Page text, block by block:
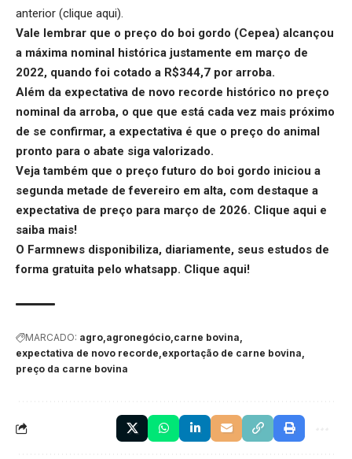
anterior (clique aqui).
Vale lembrar que o preço do boi gordo (Cepea) alcançou
a máxima nominal histórica justamente em março de
2022, quando foi cotado a R$344,7 por arroba.
Além da expectativa de novo recorde histórico no preço
nominal da arroba, o que que está cada vez mais próximo
de se confirmar, a expectativa é que o preço do animal
pronto para o abate siga valorizado.
Veja também que o preço futuro do boi gordo iniciou a
segunda metade de fevereiro em alta, com destaque a
expectativa de preço para março de 2026. Clique aqui e
saiba mais!
O Farmnews disponibiliza, diariamente, seus estudos de
forma gratuita pelo whatsapp. Clique aqui!
MARCADO: agro agronegócio carne bovina
expectativa de novo recorde exportação de carne bovina
preço da carne bovina